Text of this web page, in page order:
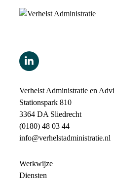
Verhelst Administratie en
Stationspark 810
3364 DA Sliedrecht
(0180) 48 03 44
info@verhelstadministratie.nl
Werkwijze
Diensten